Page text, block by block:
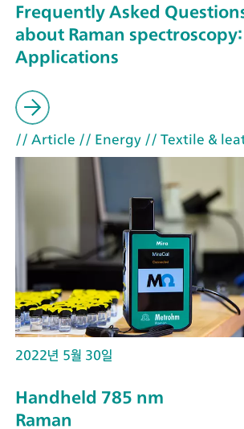
Frequently Asked
about Raman spectroscopy:
Applications
// Article // Energy // Textile &
2022년 5월 30일
Handheld 785 nm
Raman